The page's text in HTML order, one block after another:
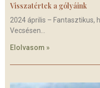
Visszatértek a gólyáink
2024 április – Fantasztikus,
Vecsésen
Elolvasom »